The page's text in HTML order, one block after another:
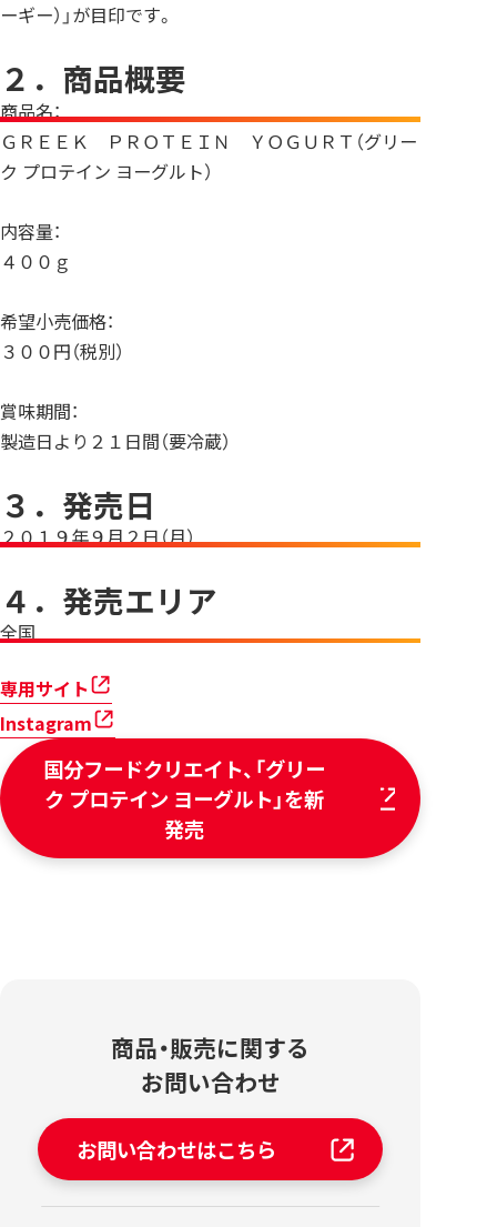
ーギー）」が目印です。
２．商品概要
商品名：
ＧＲＥＥＫ ＰＲＯＴＥＩＮ ＹＯＧＵＲＴ（グリー
ク プロテイン ヨーグルト）
内容量：
４００ｇ
希望小売価格：
３００円（税別）
賞味期間：
製造日より２１日間（要冷蔵）
３．発売日
２０１９年９月２日（月）
４．発売エリア
全国
専用サイト
Instagram
国分フードクリエイト、「グリー
ク プロテイン ヨーグルト」を新
発売
商品・販売に関する
お問い合わせ
お問い合わせはこちら